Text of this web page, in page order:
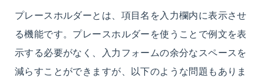
プレースホルダーとは、項目名を入力欄内に表示させ
る機能です。プレースホルダーを使うことで例文を表
示する必要がなく、入力フォームの余分なスペースを
減らすことができますが、以下のような問題もありま